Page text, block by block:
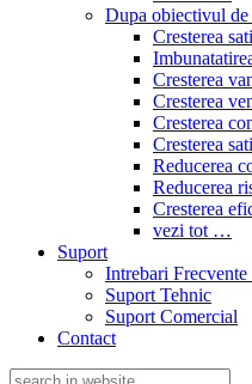
Dupa obiectivul de
Cresterea
Cresterea
Cresterea
Cresterea
Cresterea
Reducerea
Reducerea
Cresterea
vezi tot …
Suport
Intrebari
Suport Tehnic
Suport Comercial
Contact